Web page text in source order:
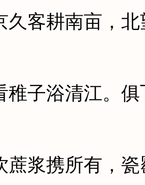
耕南亩，北
浴清江。俱
浆携所有，瓷